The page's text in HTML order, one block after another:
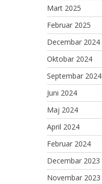
Mart 2025
Februar 2025
Decembar 2024
Oktobar 2024
Septembar 2024
Juni 2024
Maj 2024
April 2024
Februar 2024
Decembar 2023
Novembar 2023